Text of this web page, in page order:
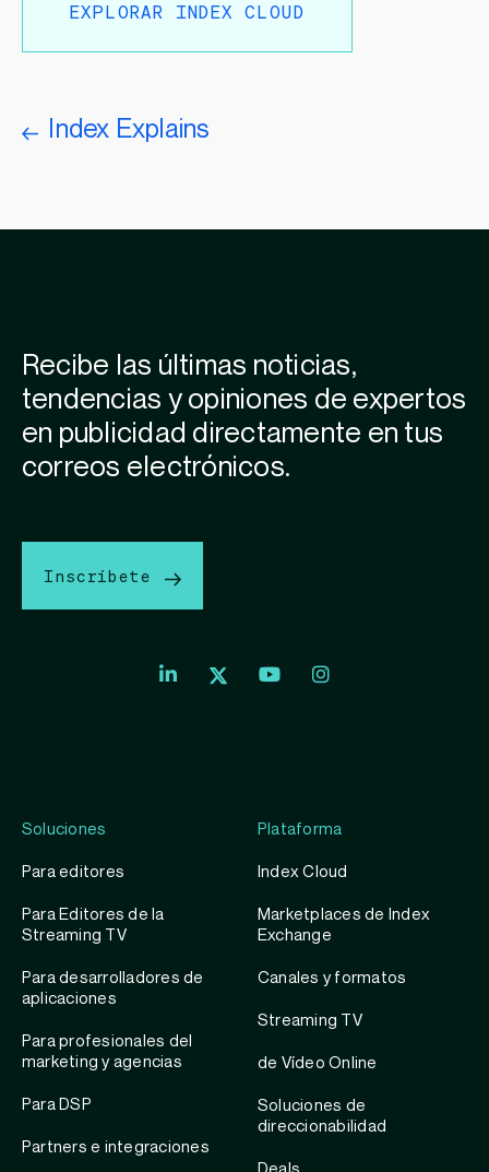
EXPLORAR INDEX CLOUD
Index Explains
Soluciones
Para editores
Para Editores de la
Streaming TV
Para desarrolladores de
aplicaciones
Para profesionales del
marketing y agencias
Para DSP
Partners e integraciones
Plataforma
Index Cloud
Marketplaces de Index
Exchange
Canales y formatos
Streaming TV
de Vídeo Online
Soluciones de
direccionabilidad
Recibe las últimas noticias,
tendencias y opiniones de expertos
en publicidad directamente en tus
correos electrónicos.
Inscríbete
IndexIndex